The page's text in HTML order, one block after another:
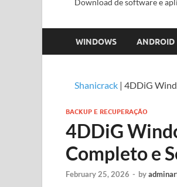
Download de software e
WINDOWS ANDROID
Shanicrack | 4DDiG
BACKUP E RECUPERAÇÃO
4DDiG
Completo e
February 25, 2026 - by